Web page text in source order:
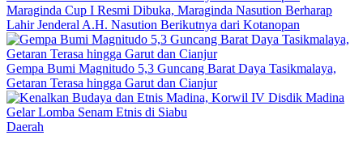
Maraginda Cup I Resmi Dibuka, Maraginda Nasution Berharap
Lahir Jenderal A.H. Nasution Berikutnya dari Kotanopan
Gempa Bumi Magnitudo 5,3 Guncang Barat Daya Tasikmalaya,
Getaran Terasa hingga Garut dan Cianjur
Daerah